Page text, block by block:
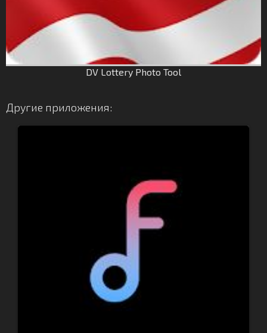
DV Lottery Photo Tool
Другие приложения: